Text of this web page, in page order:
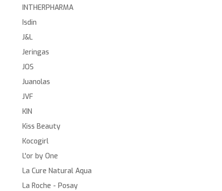
INTHERPHARMA
Isdin
J&L
Jeringas
JOS
Juanolas
JVF
KIN
Kiss Beauty
Kocogirl
L'or by One
La Cure Natural Aqua
La Roche - Posay